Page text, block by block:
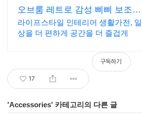
오브룸 레트로 감성 삐삐 보조배
터리
라이프스타일 인테리어 생활가전, 일
상을 더 편하게 공간을 더 즐겁게
17
구독하기
'Accessories' 카테고리의 다른 글